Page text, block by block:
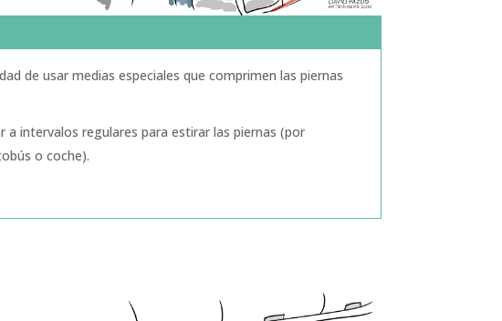
de usar medias especiales que comprimen las piernas
intervalos regulares para estirar las piernas (por
o coche).